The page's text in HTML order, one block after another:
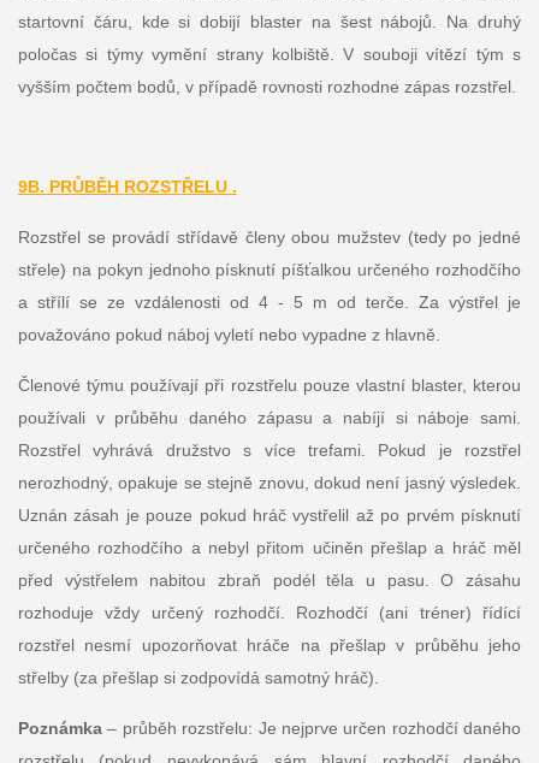
startovní čáru, kde si dobijí blaster na šest nábojů. Na druhý
poločas si týmy vymění strany kolbiště. V souboji vítězí tým s
vyšším počtem bodů, v případě rovnosti rozhodne zápas rozstřel.
9B. PRŮBĚH ROZSTŘELU .
Rozstřel se provádí střídavě členy obou mužstev (tedy po jedné
střele) na pokyn jednoho písknutí píšťalkou určeného rozhodčího
a střílí se ze vzdálenosti od 4 - 5 m od terče. Za výstřel je
považováno pokud náboj vyletí nebo vypadne z hlavně.
Členové týmu používají při rozstřelu pouze vlastní blaster, kterou
používali v průběhu daného zápasu a nabíjí si náboje sami.
Rozstřel vyhrává družstvo s více trefami. Pokud je rozstřel
nerozhodný, opakuje se stejně znovu, dokud není jasný výsledek.
Uznán zásah je pouze pokud hráč vystřelil až po prvém písknutí
určeného rozhodčího a nebyl přitom učiněn přešlap a hráč měl
před výstřelem nabitou zbraň podél těla u pasu. O zásahu
rozhoduje vždy určený rozhodčí. Rozhodčí (ani tréner) řídící
rozstřel nesmí upozorňovat hráče na přešlap v průběhu jeho
střelby (za přešlap si zodpovídá samotný hráč).
Poznámka– průběh rozstřelu: Je nejprve určen rozhodčí daného